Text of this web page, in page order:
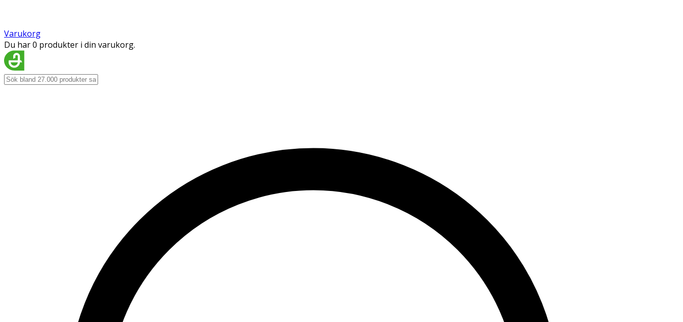
Varukorg
Du har 0 produkter i din varukorg.